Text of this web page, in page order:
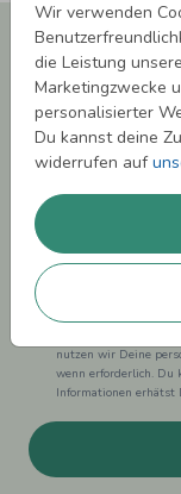
Wir verwenden
die Leistung
Marketingzwecke
personalisierter
Du kannst deine
widerrufen auf
Newsletter
sichern!
Melde Dich zu
Laufenden.
Einwilligung zur
können. Dies
Produktinformationen
nutzen wir Deine
wenn erforderlich. Du
Informationen erhätst